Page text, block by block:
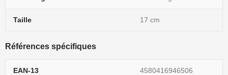
Taille 17 cm
Références spécifiques
EAN-13 4580416946506